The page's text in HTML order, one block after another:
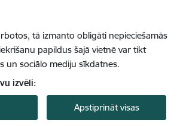
tā izmanto obligāti nepieciešamās
papildus šajā vietnē var tikt
un sociālo mediju sīkdatnes.
izvēli:
Apstiprināt visas